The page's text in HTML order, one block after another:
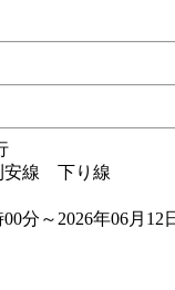
安線 下り線
分～2026年06月12